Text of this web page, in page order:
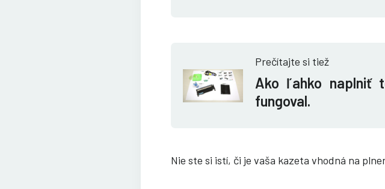
Prečítajte si tiež
Ako ľahko naplniť
fungoval.
Nie ste si istí, či je vaša kazeta vhodná na